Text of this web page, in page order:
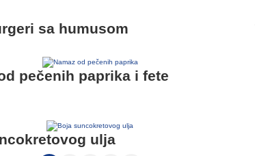
sa humusom
pečenih paprika i fete
ulja